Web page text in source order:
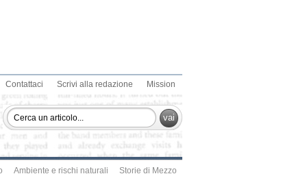
Contattaci Scrivi alla redazione Mission
vai
Ambiente e rischi naturali Storie di Mezzo